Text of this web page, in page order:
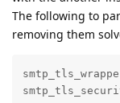
The following to
removing them